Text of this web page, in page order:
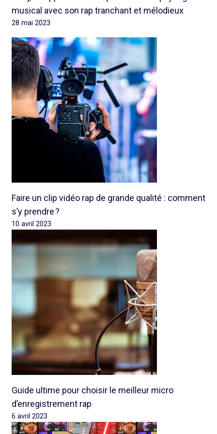
musical avec son rap tranchant et mélodieux
28 mai 2023
Faire un clip vidéo rap de grande qualité : comment
s’y prendre ?
10 avril 2023
Guide ultime pour choisir le meilleur micro
d’enregistrement rap
6 avril 2023